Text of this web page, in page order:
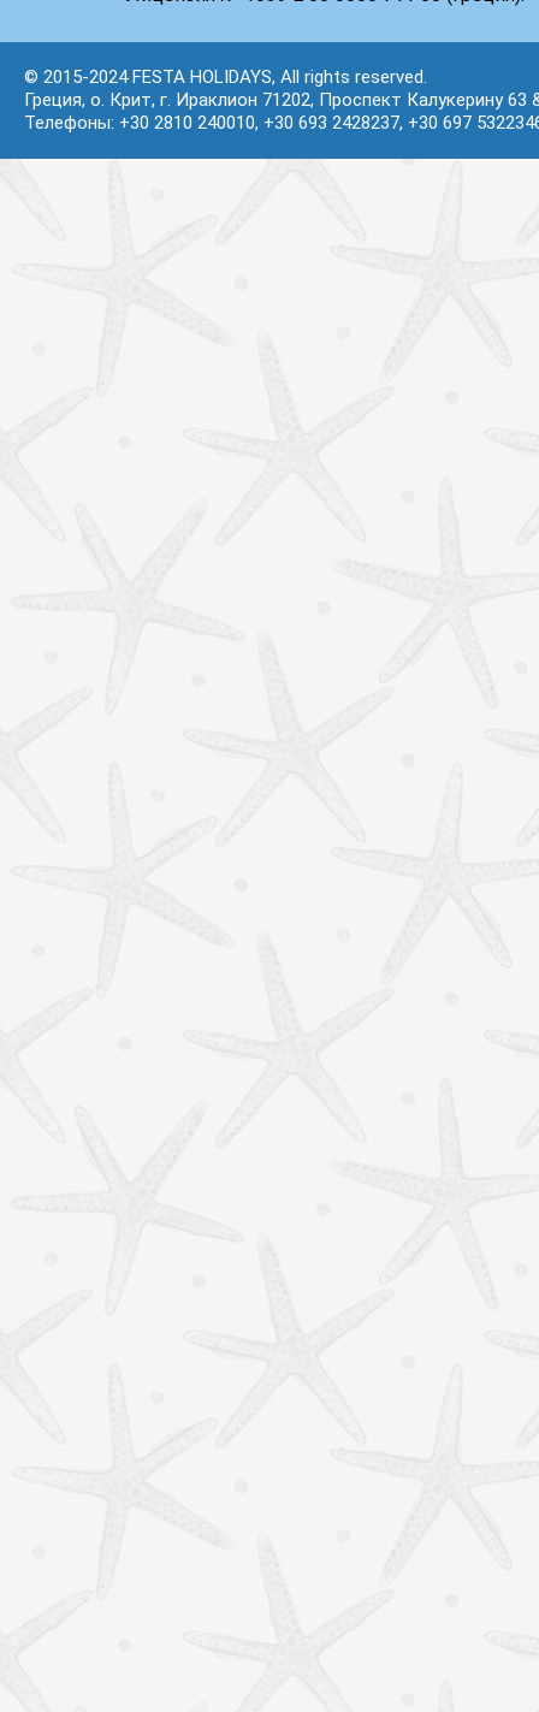
© 2015-2024 FESTA HOLIDAYS, All rights reserved.
Греция, о. Крит, г. Ираклион 71202, Проспект Калукерину 63
Телефоны: +30 2810 240010, +30 693 2428237, +30 697